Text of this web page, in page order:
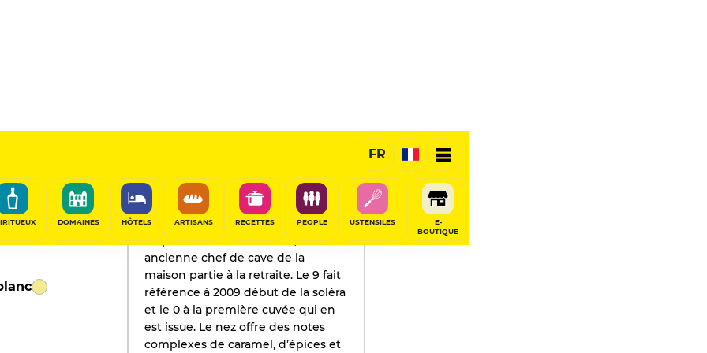
FR
DOMAINES HÔTELS ARTISANS RECETTES PEOPLE USTENSILES
E-
BOUTIQUE
PARTAGER
Champagne
L'AVIS DE GAULT&MILLAU
2022
ES pour Elisabeth Sarcelet,
ancienne chef de cave de la
maison partie à la retraite. Le 9 fait
référence à 2009 début de la soléra
et le 0 à la première cuvée qui en
est issue. Le nez offre des notes
complexes de caramel, d’épices et